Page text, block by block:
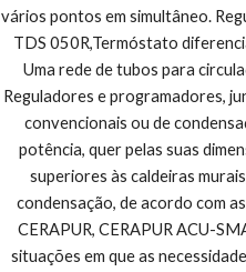
vários pontos em simultâneo.
TDS 050R,Termóstato
Uma rede de tubos para
Reguladores e programadores,
convencionais ou de
potência, quer pelas suas
superiores às caldeiras
condensação, de acordo com
CERAPUR, CERAPUR ACU-
situações em que as